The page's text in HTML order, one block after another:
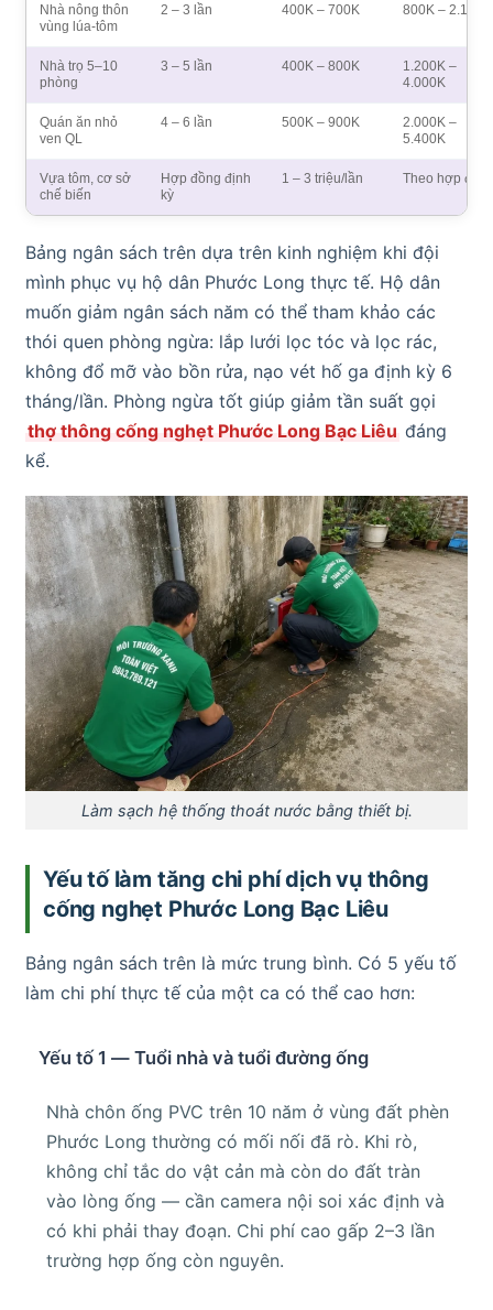
Nhà nông thôn
vùng lúa-tôm
2 – 3 lần 400K – 700K 800K – 2.100K
Nhà trọ 5–10
phòng
3 – 5 lần 400K – 800K
1.200K –
4.000K
Quán ăn nhỏ
ven QL
4 – 6 lần 500K – 900K
2.000K –
5.400K
Vựa tôm, cơ sở
chế biến
Hợp đồng định
kỳ
1 – 3 triệu/lần Theo hợp
Bảng ngân sách trên dựa trên kinh nghiệm khi đội
mình phục vụ hộ dân Phước Long thực tế. Hộ dân
muốn giảm ngân sách năm có thể tham khảo các
thói quen phòng ngừa: lắp lưới lọc tóc và lọc rác,
không đổ mỡ vào bồn rửa, nạo vét hố ga định kỳ 6
tháng/lần. Phòng ngừa tốt giúp giảm tần suất gọi
thợ thông cống nghẹt Phước Long Bạc Liêu đáng
kể.
Làm sạch hệ thống thoát nước bằng thiết bị.
Yếu tố làm tăng chi phí dịch vụ thông
cống nghẹt Phước Long Bạc Liêu
Bảng ngân sách trên là mức trung bình. Có 5 yếu tố
làm chi phí thực tế của một ca có thể cao hơn:
Yếu tố 1 — Tuổi nhà và tuổi đường ống
Nhà chôn ống PVC trên 10 năm ở vùng đất phèn
Phước Long thường có mối nối đã rò. Khi rò,
không chỉ tắc do vật cản mà còn do đất tràn
vào lòng ống — cần camera nội soi xác định và
có khi phải thay đoạn. Chi phí cao gấp 2–3 lần
trường hợp ống còn nguyên.